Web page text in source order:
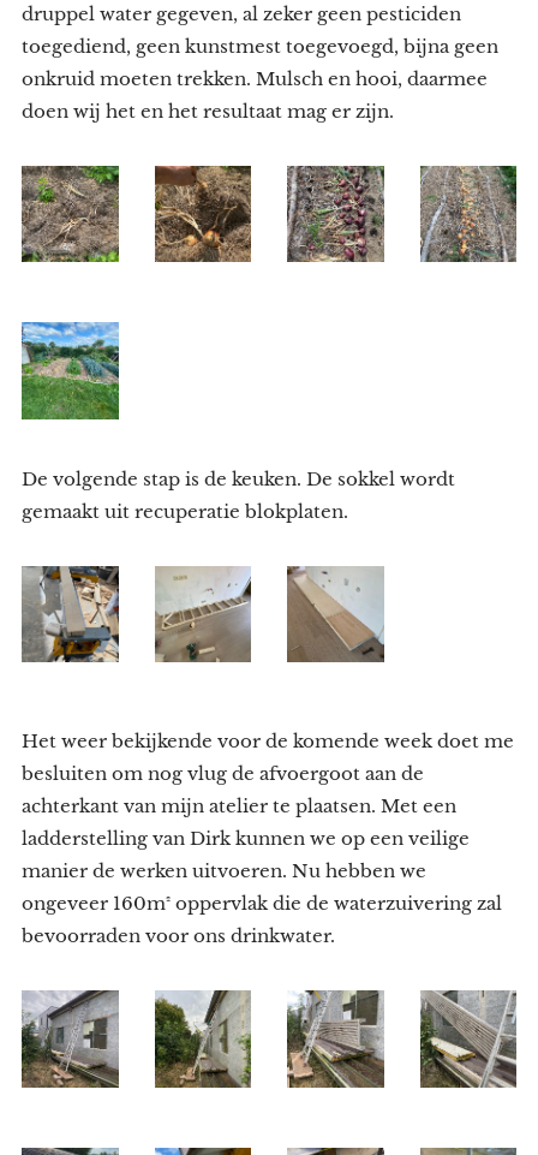
druppel water gegeven, al zeker geen pesticiden
toegediend, geen kunstmest toegevoegd, bijna geen
onkruid moeten trekken. Mulsch en hooi, daarmee
doen wij het en het resultaat mag er zijn.
De volgende stap is de keuken. De sokkel wordt
gemaakt uit recuperatie blokplaten.
Het weer bekijkende voor de komende week doet me
besluiten om nog vlug de afvoergoot aan de
achterkant van mijn atelier te plaatsen. Met een
ladderstelling van Dirk kunnen we op een veilige
manier de werken uitvoeren. Nu hebben we
ongeveer 160m² oppervlak die de waterzuivering zal
bevoorraden voor ons drinkwater.